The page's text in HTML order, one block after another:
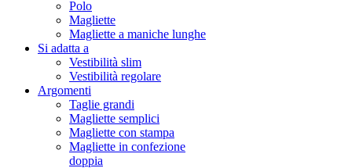
Polo
Magliette
Magliette a maniche lunghe
Si adatta a
Vestibilità slim
Vestibilità regolare
Argomenti
Taglie grandi
Magliette semplici
Magliette con stampa
Magliette in confezione
doppia